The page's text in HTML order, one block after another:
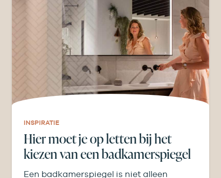
INSPIRATIE
Hier moet je op letten bij het
kiezen van een badkamerspiegel
Een badkamerspiegel is niet alleen